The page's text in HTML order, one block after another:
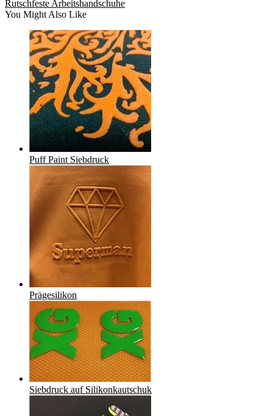
Rutschfeste Arbeitshandschuhe
You Might Also Like
Puff Paint Siebdruck
Prägesilikon
Siebdruck auf Silikonkautschuk